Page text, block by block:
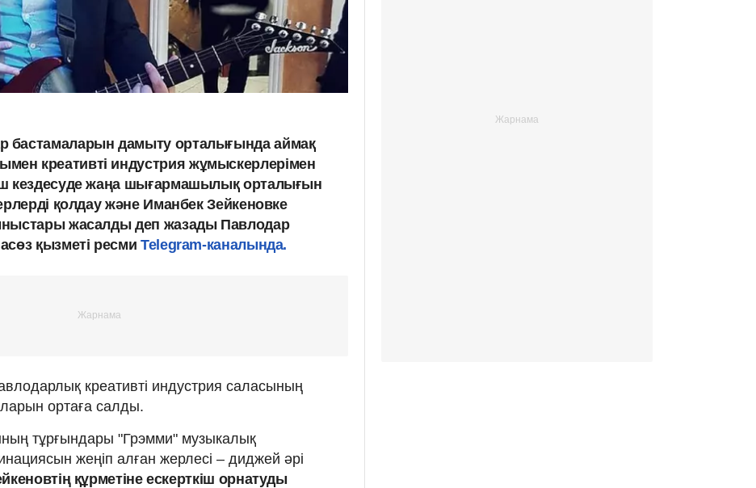
бастамаларын дамыту орталығында аймақ
креативті индустрия жұмыскерлерімен
кездесуде жаңа шығармашылық орталығын
қолдау және Иманбек Зейкеновке
жасалды деп жазады Павлодар
қызметі ресми Telegram-каналында.
креативті индустрия саласының
ортаға салды.
тұрғындары "Грэмми" музыкалық
жеңіп алған жерлесі – диджей әрі
құрметіне ескерткіш орнатуды